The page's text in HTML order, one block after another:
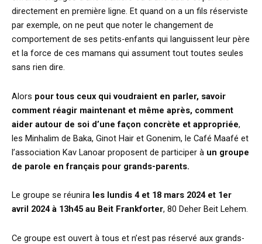
directement en première ligne. Et quand on a un fils réserviste
par exemple, on ne peut que noter le changement de
comportement de ses petits-enfants qui languissent leur père
et la force de ces mamans qui assument tout toutes seules
sans rien dire.
Alors pour tous ceux qui voudraient en parler, savoir
comment réagir maintenant et même après, comment
aider autour de soi d’une façon concrète et appropriée,
les Minhalim de Baka, Ginot Hair et Gonenim, le Café Maafé et
l’association Kav Lanoar proposent de participer à un groupe
de parole en français pour grands-parents.
Le groupe se réunira les lundis 4 et 18 mars 2024 et 1er
avril 2024 à 13h45 au Beit Frankforter, 80 Deher Beit Lehem.
Ce groupe est ouvert à tous et n’est pas réservé aux grands-